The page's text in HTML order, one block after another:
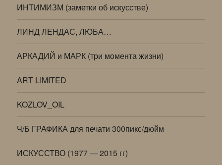
ИНТИМИЗМ (заметки об искусстве)
ЛИНД ЛЕНДАС, ЛЮБА…
АРКАДИЙ и МАРК (три момента жизни)
ART LIMITED
KOZLOV_OIL
Ч/Б ГРАФИКА для печати 300пикс/дюйм
ИСКУССТВО (1977 — 2015 гг)